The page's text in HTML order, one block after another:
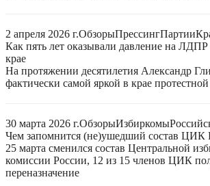
2 апреля 2026 г.ОбзорыПрессингПартии
Как пять лет оказывали давление на
крае
На протяжении десятилетия Александр
фактически самой яркой в крае
30 марта 2026 г.ОбзорыИзбиркомы
Чем запомнится (не)ушедший состав ЦИК
25 марта сменился состав Центральной
комиссии России, 12 из 15 членов ЦИК
переназначение